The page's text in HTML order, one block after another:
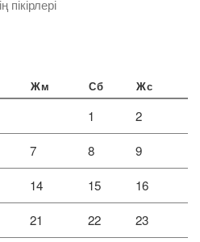
Жм Сб Жс
1 2
7 8 9
14 15 16
21 22 23